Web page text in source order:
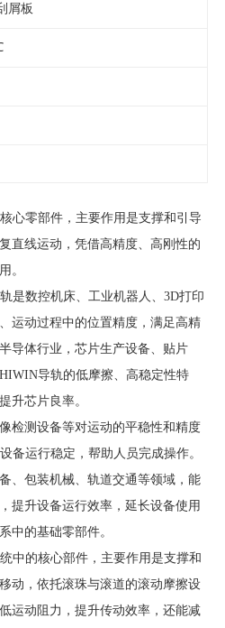
屑板
心零部件，主要作用是支撑和引导
直线运动，凭借高精度、高刚性的
。
是数控机床、工业机器人、3D打印
运动过程中的位置精度，满足高精
导体行业，芯片生产设备、贴片
导轨的低摩擦、高稳定性特
升芯片良率。
检测设备等对运动的平稳性和精度
备运行稳定，帮助人员完成操作。
、包装机械、轨道交通等领域，能
提升设备运行效率，延长设备使用
中的基础零部件。
中的核心部件，主要作用是支撑和
动，依托滚珠与滚道的滚动摩擦设
运动阻力，提升传动效率，还能减